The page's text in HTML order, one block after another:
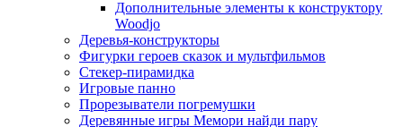
Дополнительные элементы к конструктору
Woodjo
Деревья-конструкторы
Фигурки героев сказок и мультфильмов
Стекер-пирамидка
Игровые панно
Прорезыватели погремушки
Деревянные игры Мемори найди пару